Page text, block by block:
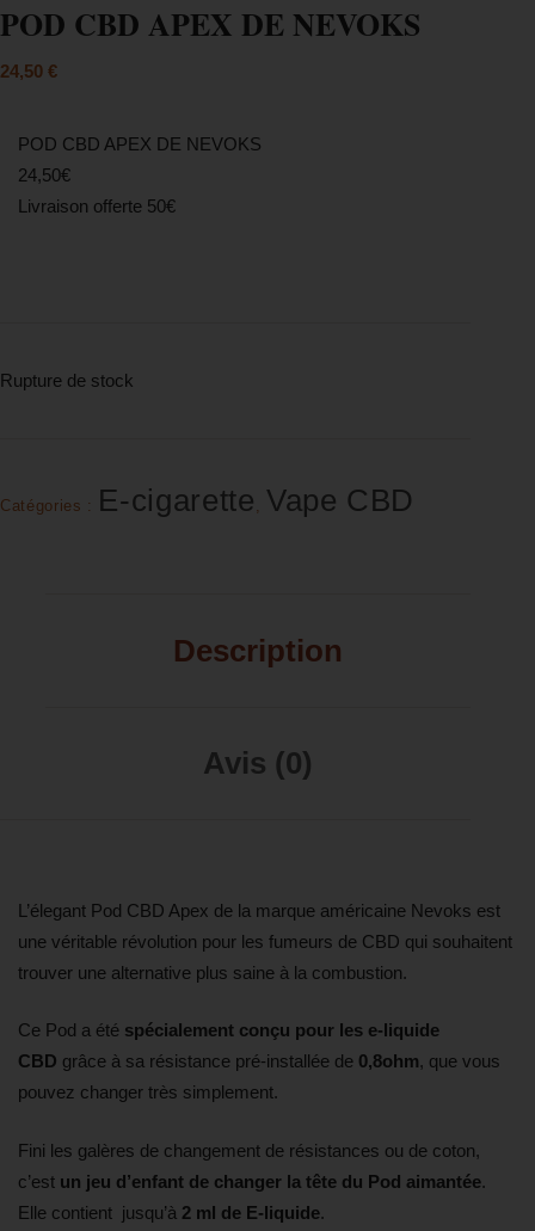
POD CBD APEX DE NEVOKS
24,50 €
POD CBD APEX DE NEVOKS
24,50€
Livraison offerte 50€
Rupture de stock
Catégories : E-cigarette Vape CBD
Description
Avis (0)
L’élegant Pod CBD Apex de la marque américaine Nevoks est
une véritable révolution pour les fumeurs de CBD qui souhaitent
trouver une alternative plus saine à la combustion.
Ce Pod a été spécialement conçu pour les e-liquide
CBD grâce à sa résistance pré-installée de 0,8ohm, que vous
pouvez changer très simplement.
Fini les galères de changement de résistances ou de coton,
c’est un jeu d’enfant de changer la tête du Pod aimantée.
Elle contient jusqu’à 2 ml de E-liquide.